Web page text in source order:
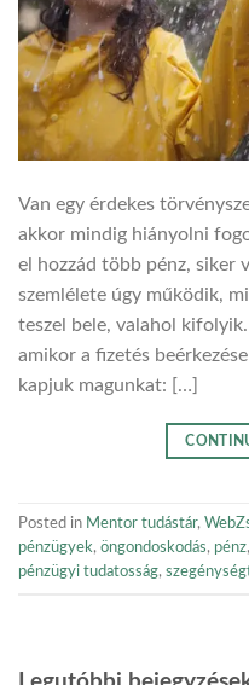
Van egy érdekes
akkor mindig hiányolni
el hozzád több pénz, siker
szemlélete úgy működik,
teszel bele, valahol
amikor a fizetés
kapjuk magunkat: […]
Posted in Mentor tudástár,
pénzügyek, öngondoskodás, pénz,
pénzügyi tudatosság,